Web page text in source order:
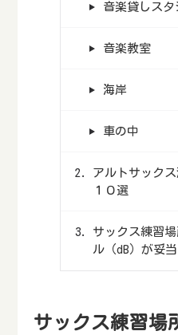
音楽貸しスタ
音楽教室
海岸
車の中
アルトサック
１０選
サックス練習
ル（dB）が妥当
サックス練習場